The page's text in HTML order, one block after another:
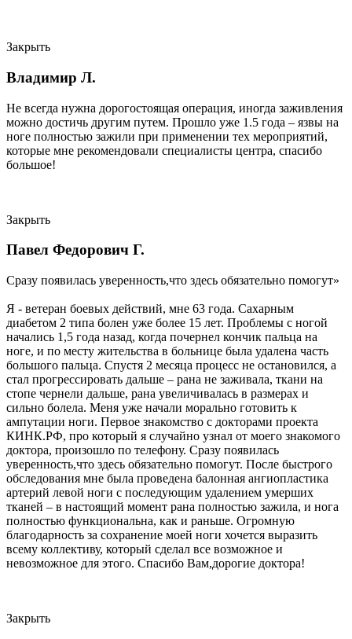
Закрыть
Владимир Л.
Не всегда нужна дорогостоящая операция, иногда заживления
можно достичь другим путем. Прошло уже 1.5 года – язвы на
ноге полностью зажили при применении тех мероприятий,
которые мне рекомендовали специалисты центра, спасибо
большое!
Закрыть
Павел Федорович Г.
Сразу появилась уверенность,что здесь обязательно помогут»
Я - ветеран боевых действий, мне 63 года. Сахарным
диабетом 2 типа болен уже более 15 лет. Проблемы с ногой
начались 1,5 года назад, когда почернел кончик пальца на
ноге, и по месту жительства в больнице была удалена часть
большого пальца. Спустя 2 месяца процесс не остановился, а
стал прогрессировать дальше – рана не заживала, ткани на
стопе чернели дальше, рана увеличивалась в размерах и
сильно болела. Меня уже начали морально готовить к
ампутации ноги. Первое знакомство с докторами проекта
КИНК.РФ, про который я случайно узнал от моего знакомого
доктора, произошло по телефону. Сразу появилась
уверенность,что здесь обязательно помогут. После быстрого
обследования мне была проведена балонная ангиопластика
артерий левой ноги с последующим удалением умерших
тканей – в настоящий момент рана полностью зажила, и нога
полностью функциональна, как и раньше. Огромную
благодарность за сохранение моей ноги хочется выразить
всему коллективу, который сделал все возможное и
невозможное для этого. Спасибо Вам,дорогие доктора!
Закрыть